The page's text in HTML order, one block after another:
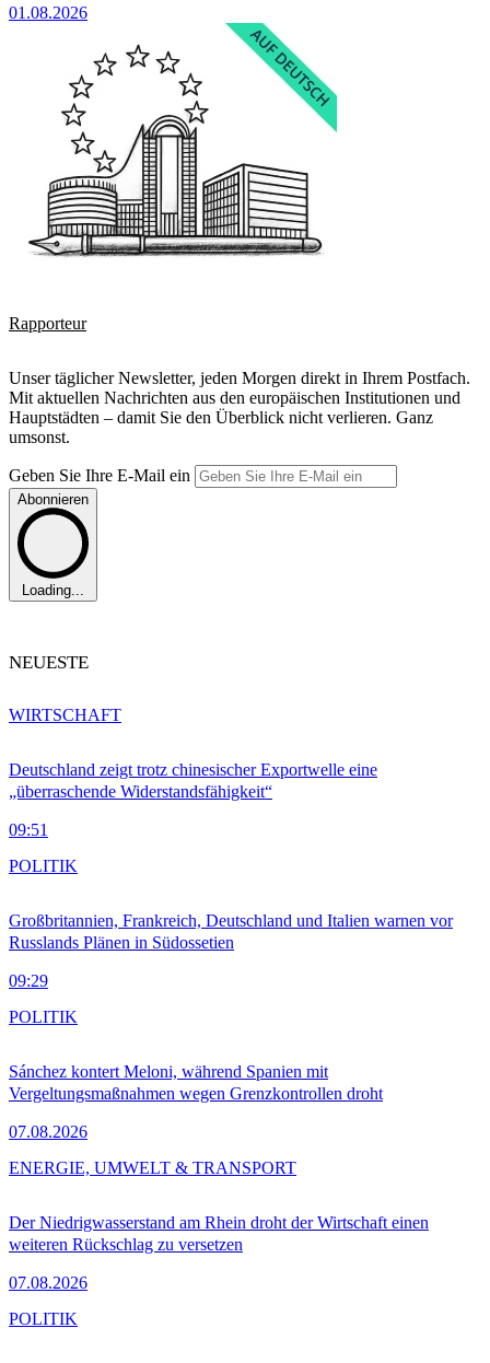
01.08.2026
Rapporteur
Unser täglicher Newsletter, jeden Morgen direkt in Ihrem Postfach.
Mit aktuellen Nachrichten aus den europäischen Institutionen und
Hauptstädten – damit Sie den Überblick nicht verlieren. Ganz
umsonst.
Geben Sie Ihre E-Mail ein
Abonnieren
Loading...
NEUESTE
Deutschland zeigt trotz chinesischer Exportwelle eine
„überraschende Widerstandsfähigkeit“
09:51
WIRTSCHAFT
Großbritannien, Frankreich, Deutschland und Italien warnen vor
Russlands Plänen in Südossetien
09:29
POLITIK
Sánchez kontert Meloni, während Spanien mit
Vergeltungsmaßnahmen wegen Grenzkontrollen droht
07.08.2026
POLITIK
Der Niedrigwasserstand am Rhein droht der Wirtschaft einen
weiteren Rückschlag zu versetzen
07.08.2026
ENERGIE, UMWELT & TRANSPORT
POLITIK